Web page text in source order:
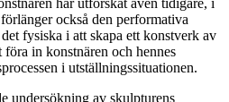
också den performativa
fysiska i att skapa ett konstverk av
in konstnären och hennes
i utställningssituationen.
undersökning av skulpturens